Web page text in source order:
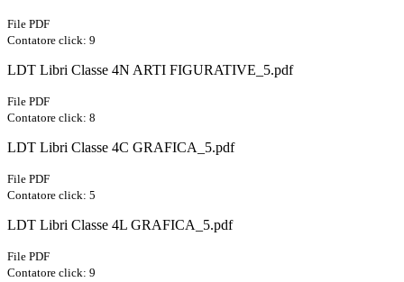
File PDF
Contatore click: 9
LDT Libri Classe 4N ARTI FIGURATIVE_5.pdf
File PDF
Contatore click: 8
LDT Libri Classe 4C GRAFICA_5.pdf
File PDF
Contatore click: 5
LDT Libri Classe 4L GRAFICA_5.pdf
File PDF
Contatore click: 9